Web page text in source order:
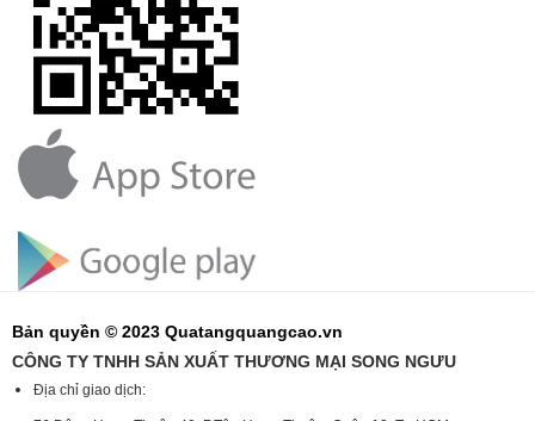
Bản quyền © 2023 Quatangquangcao.vn
CÔNG TY TNHH SẢN XUẤT THƯƠNG MẠI SONG NGƯU
Địa chỉ giao dịch: